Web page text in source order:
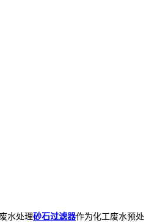
水处理砂石过滤器作为化工废水预处